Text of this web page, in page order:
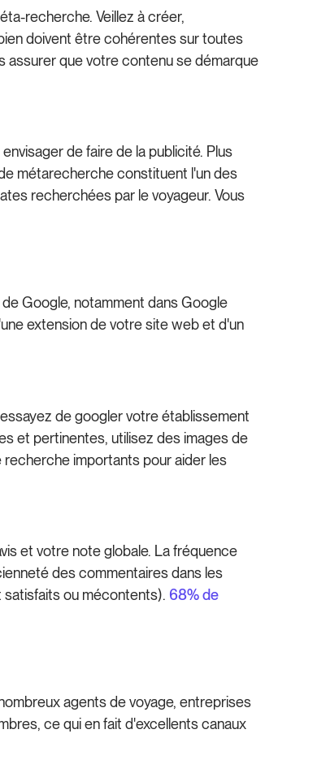
recherche. Veillez à créer,
doivent être cohérentes sur toutes
assurer que votre contenu se démarque
de faire de la publicité. Plus
métarecherche constituent l'un des
recherchées par le voyageur. Vous
Google, notamment dans Google
extension de votre site web et d'un
de googler votre établissement
et pertinentes, utilisez des images de
importants pour aider les
et votre note globale. La fréquence
des commentaires dans les
satisfaits ou mécontents). 68% de
agents de voyage, entreprises
ce qui en fait d'excellents canaux